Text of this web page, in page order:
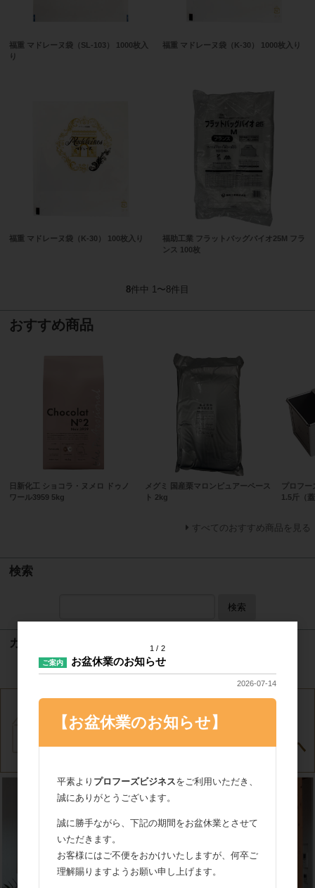
福重 マドレーヌ袋（SL-103） 1000枚入
福重 マドレーヌ袋（K-30） 1000枚入り
福重 マドレーヌ袋（K-30） 100枚入り
福助工業 フラットバッグバイオ25M フラ
ンス 100枚
8件中 1〜8件目
おすすめ商品
日新化工 ショコラ・ヌメロ ドゥノ
ワール3959 5kg
メグミ 国産栗マロンピュアーペース
ト 2kg
プロフー
1.5斤（
すべてのおすすめ商品を見る
検索
検索
カート
カートは空です
1 2
ご案内 お盆休業のお知らせ
2026-07-14
【お盆休業のお知らせ】
平素より プロフーズビジネスをご利用いただき、
誠にありがとうございます。
誠に勝手ながら、下記の期間をお盆休業とさせて
いただきます。
お客様にはご不便をおかけいたしますが、何卒ご
理解賜りますようお願い申し上げます。